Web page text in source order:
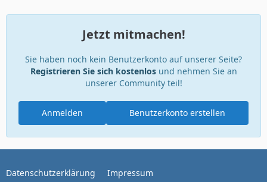
Jetzt mitmachen!
Sie haben noch kein Benutzerkonto auf unserer Seite?
Registrieren Sie sich kostenlosund nehmen Sie an
unserer Community teil!
Benutzerkonto erstellen
Anmelden
Datenschutzerklärung Impressum